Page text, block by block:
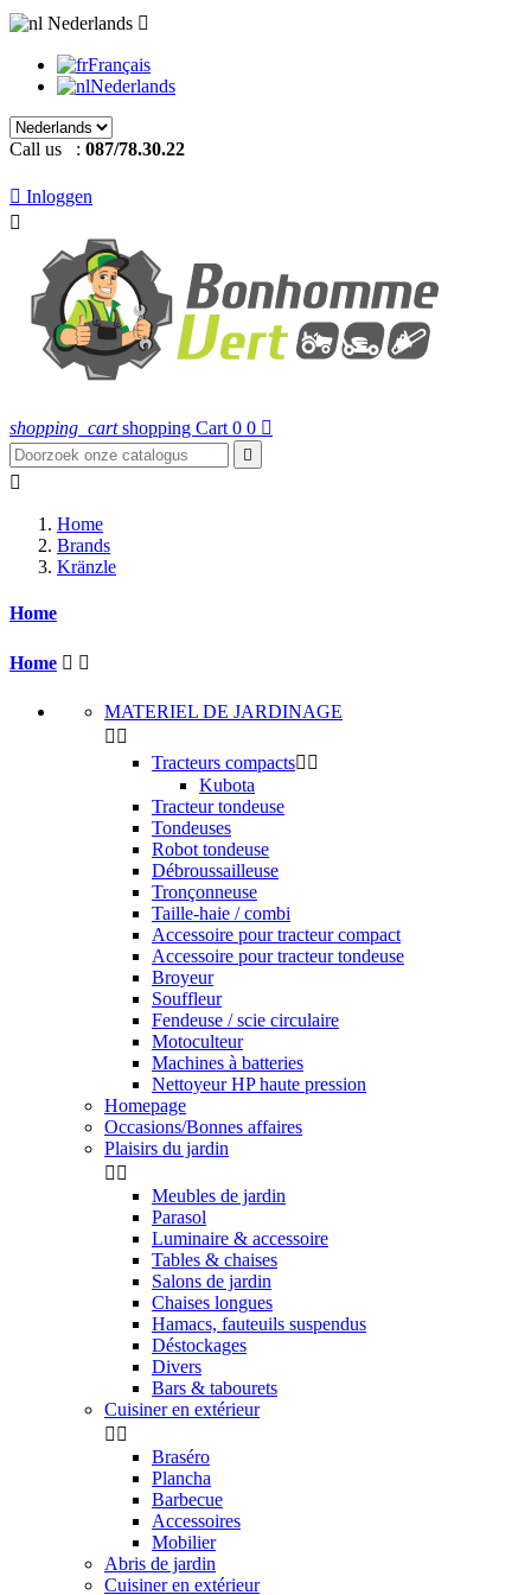
Nederlands 
Français
Nederlands
Call us : 087/78.30.22
 Inloggen

shopping_cart shopping Cart 0 0 


Home
Brands
Kränzle
Home
Home  
MATERIEL DE JARDINAGE
 
Tracteurs compacts 
Kubota
Tracteur tondeuse
Tondeuses
Robot tondeuse
Débroussailleuse
Tronçonneuse
Taille-haie / combi
Accessoire pour tracteur compact
Accessoire pour tracteur tondeuse
Broyeur
Souffleur
Fendeuse / scie circulaire
Motoculteur
Machines à batteries
Nettoyeur HP haute pression
Homepage
Occasions/Bonnes affaires
Plaisirs du jardin
 
Meubles de jardin
Parasol
Luminaire & accessoire
Tables & chaises
Salons de jardin
Chaises longues
Hamacs, fauteuils suspendus
Déstockages
Divers
Bars & tabourets
Cuisiner en extérieur
 
Braséro
Plancha
Barbecue
Accessoires
Mobilier
Abris de jardin
Cuisiner en extérieur